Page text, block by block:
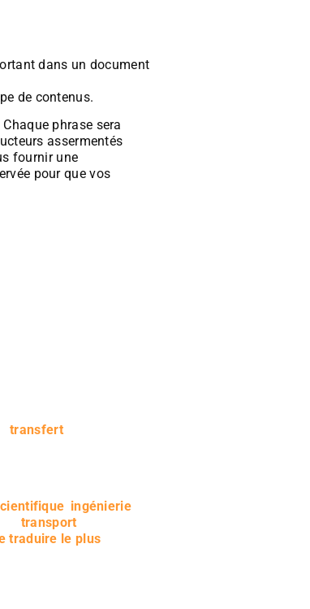
dans un document
de contenus.
phrase sera
assermentés
fournir une
pour que vos
transfert
ingénierie,
transport
traduire le plus